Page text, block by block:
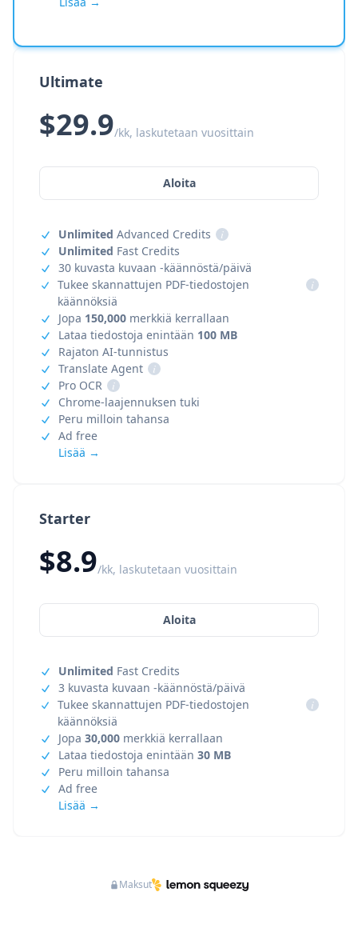
Starter
$8.9/kk, laskutetaan vuosittain
Aloita
Unlimited Fast Credits
3 kuvasta kuvaan -käännöstä/päivä
Tukee skannattujen PDF-tiedostojen
käännöksiä
i
Jopa 30,000 merkkiä kerrallaan
Lataa tiedostoja enintään 30 MB
Peru milloin tahansa
Ad free
Lisää →
Ultimate
$29.9/kk, laskutetaan vuosittain
Aloita
Unlimited Advanced Credits
i
Unlimited Fast Credits
30 kuvasta kuvaan -käännöstä/päivä
Tukee skannattujen PDF-tiedostojen
käännöksiä
i
Jopa 150,000 merkkiä kerrallaan
Lataa tiedostoja enintään 100 MB
Rajaton AI-tunnistus
Translate Agent
i
Pro OCR
i
Chrome-laajennuksen tuki
Peru milloin tahansa
Ad free
Lisää →
Maksut